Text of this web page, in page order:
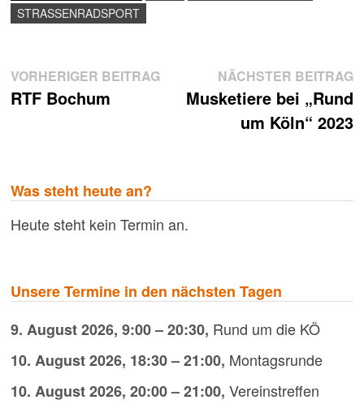
STRASSENRADSPORT
Beitragsnavigation
VORHERIGER BEITRAGVorheriger
Beitrag:
RTF Bochum
NÄCHSTER BEITRAG
Musketiere bei „Rund
um Köln“ 2023
Was steht heute an?
Heute steht kein Termin an.
Unsere Termine in den nächsten Tagen
9. August 2026, 9:00– 20:30, Rund um die KÖ
10. August 2026, 18:30– 21:00, Montagsrunde
10. August 2026, 20:00– 21:00, Vereinstreffen